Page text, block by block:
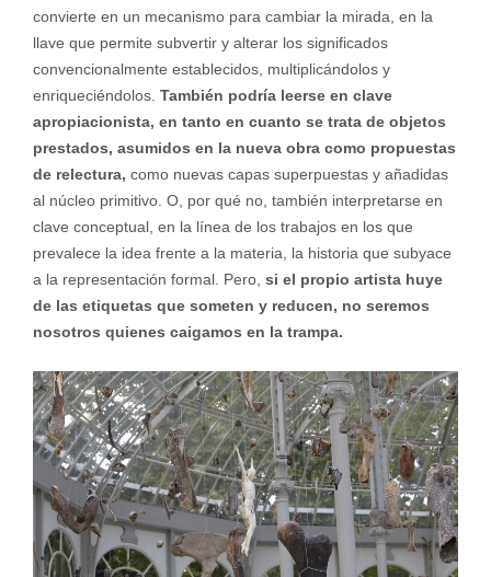
convierte en un mecanismo para cambiar la mirada, en la
llave que permite subvertir y alterar los significados
convencionalmente establecidos, multiplicándolos y
enriqueciéndolos. También podría leerse en clave
apropiacionista, en tanto en cuanto se trata de objetos
prestados, asumidos en la nueva obra como propuestas
de relectura, como nuevas capas superpuestas y añadidas
al núcleo primitivo. O, por qué no, también interpretarse en
clave conceptual, en la línea de los trabajos en los que
prevalece la idea frente a la materia, la historia que subyace
a la representación formal. Pero, si el propio artista huye
de las etiquetas que someten y reducen, no seremos
nosotros quienes caigamos en la trampa.